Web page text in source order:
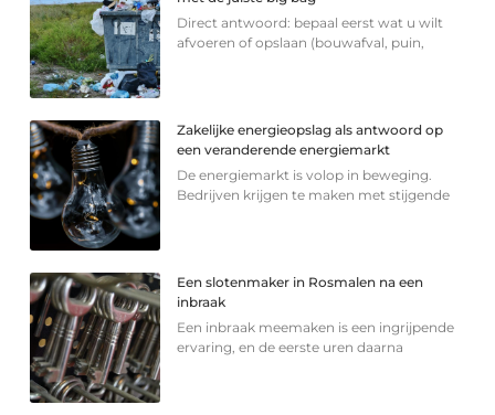
Direct antwoord: bepaal eerst wat u wilt
afvoeren of opslaan (bouwafval, puin,
Zakelijke energieopslag als antwoord op
een veranderende energiemarkt
De energiemarkt is volop in beweging.
Bedrijven krijgen te maken met stijgende
Een slotenmaker in Rosmalen na een
inbraak
Een inbraak meemaken is een ingrijpende
ervaring, en de eerste uren daarna